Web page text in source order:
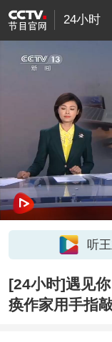
24小时
听
[24小时]遇见
痪作家用手指